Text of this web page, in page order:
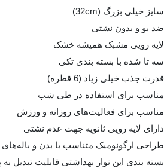
سایز خیلی بزرگ (32cm)
ضد بو و بدون نشتی
لایه رویی مشبک همیشه خشک
سه تا شده با بسته بندی تکی
قدرت جذب خیلی زیاد (6 قطره)
مناسب برای استفاده در طی شب
مناسب برای فعالیت‌های روزانه و ورزش
دارای لایه رویی ثانویه جهت عدم نشتی
طراحی ارگونومیک متناسب با بدن و
بسته بندی این نوار بهداشتی قابلیت تبدیل به